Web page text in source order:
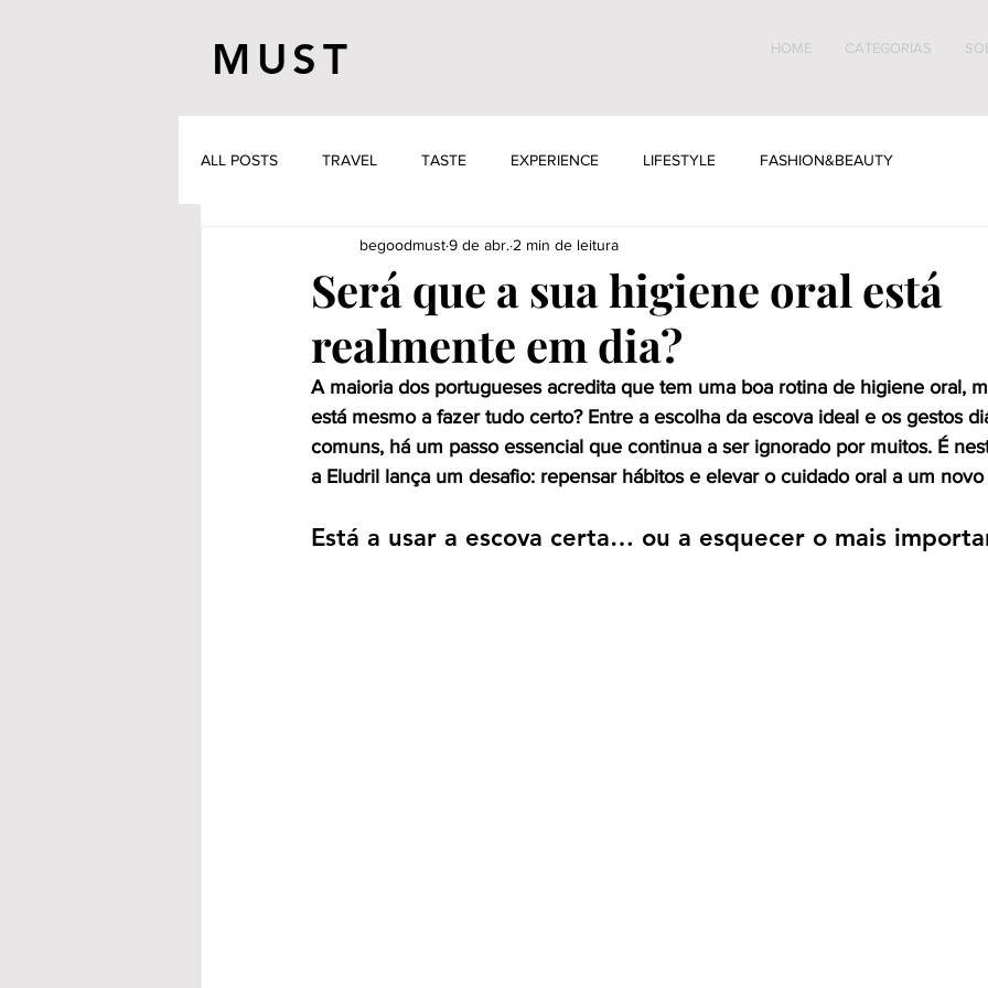
MUST HOME CATEGORIAS
ALL POSTS TRAVEL TASTE EXPERIENCE LIFESTYLE FASHION&BEAUTY
Será que a sua higiene oral está
realmente em dia?
begoodmust9 de abr. 2 min de leitura
A maioria dos portugueses acredita que tem uma boa rotina de higiene oral,
está mesmo a fazer tudo certo? Entre a escolha da escova ideal e os gestos
comuns, há um passo essencial que continua a ser ignorado por muitos. É
a Eludril lança um desafio: repensar hábitos e elevar o cuidado oral a um
Está a usar a escova certa… ou a esquecer o mais